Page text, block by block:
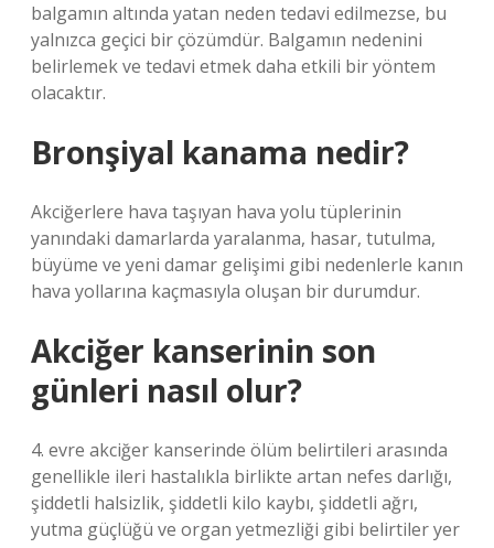
balgamın altında yatan neden tedavi edilmezse, bu
yalnızca geçici bir çözümdür. Balgamın nedenini
belirlemek ve tedavi etmek daha etkili bir yöntem
olacaktır.
Bronşiyal kanama nedir?
Akciğerlere hava taşıyan hava yolu tüplerinin
yanındaki damarlarda yaralanma, hasar, tutulma,
büyüme ve yeni damar gelişimi gibi nedenlerle kanın
hava yollarına kaçmasıyla oluşan bir durumdur.
Akciğer kanserinin son
günleri nasıl olur?
4. evre akciğer kanserinde ölüm belirtileri arasında
genellikle ileri hastalıkla birlikte artan nefes darlığı,
şiddetli halsizlik, şiddetli kilo kaybı, şiddetli ağrı,
yutma güçlüğü ve organ yetmezliği gibi belirtiler yer